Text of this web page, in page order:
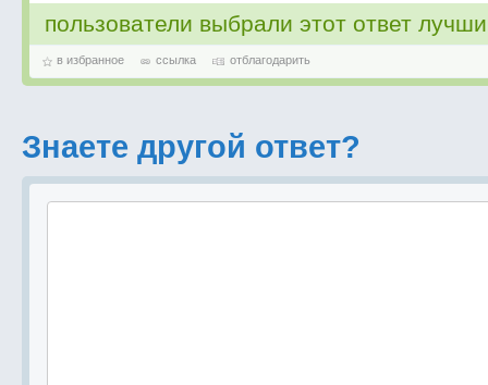
пользователи выбрали этот ответ
в избранное ссылка отблагодарить
Знаете другой ответ?